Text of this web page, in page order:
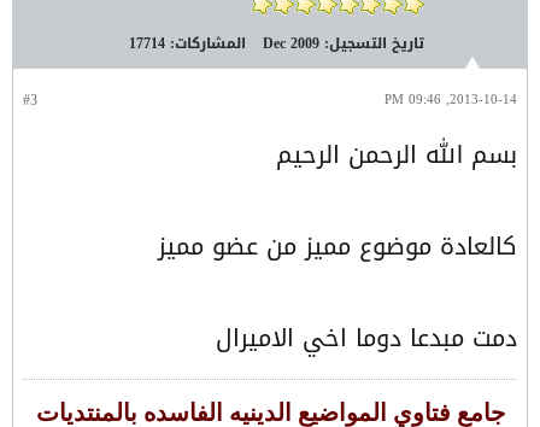
تاريخ التسجيل: Dec 2009 المشاركات: 17714
#3 2013-10-14, 09:46 PM
بسم الله الرحمن الرحيم
كالعادة موضوع مميز من عضو مميز
دمت مبدعا دوما اخي الاميرال
جامع فتاوي المواضيع الدينيه الفاسده بالمنتديات